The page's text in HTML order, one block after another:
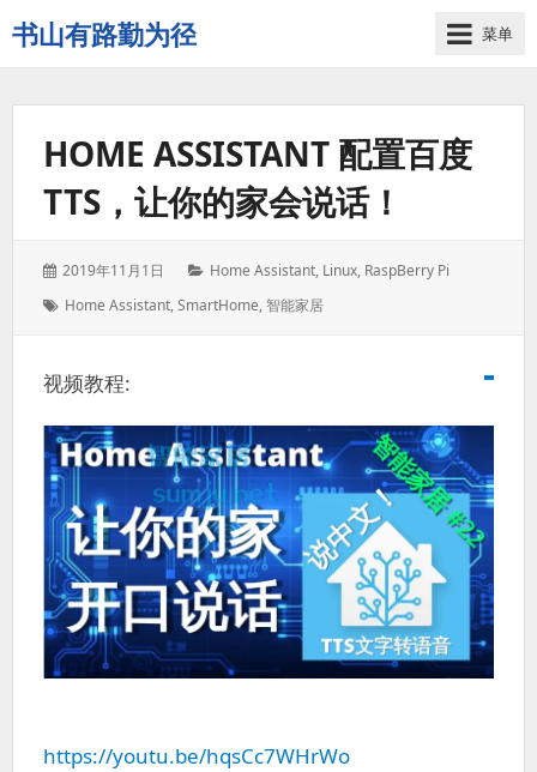
书山有路勤为径
学
海
菜单
HOME ASSISTANT 配置百度
TTS，让你的家会说话！
发
于：
2019年11月1日
分
Home Assistant, Linux, RaspBerry Pi
标
Home Assistant,SmartHome,智能家居
视频教程:
https://youtu.be/hqsCc7WHrWo